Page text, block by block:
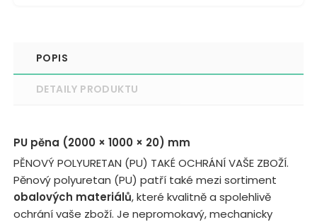
POPIS
DETAILY PRODUKTU
PU pěna (2000 × 1000 × 20) mm
PĚNOVÝ POLYURETAN (PU) TAKÉ OCHRÁNÍ VAŠE ZBOŽÍ.
Pěnový polyuretan (PU) patří také mezi sortiment
obalových materiálů, které kvalitně a spolehlivě
ochrání vaše zboží. Je nepromokavý, mechanicky